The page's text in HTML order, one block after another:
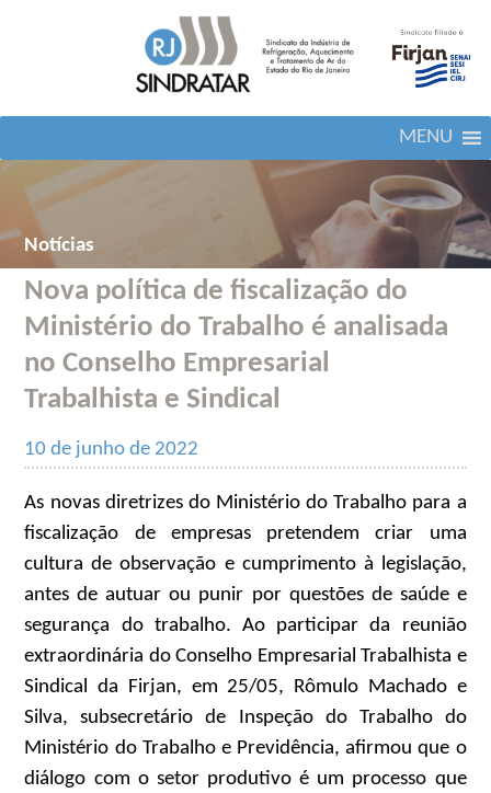
MENU
Notícias
Nova política de fiscalização do
Ministério do Trabalho é analisada
no Conselho Empresarial
Trabalhista e Sindical
10 de junho de 2022
As novas diretrizes do Ministério do Trabalho para a
fiscalização de empresas pretendem criar uma
cultura de observação e cumprimento à legislação,
antes de autuar ou punir por questões de saúde e
segurança do trabalho. Ao participar da reunião
extraordinária do Conselho Empresarial Trabalhista e
Sindical da Firjan, em 25/05, Rômulo Machado e
Silva, subsecretário de Inspeção do Trabalho do
Ministério do Trabalho e Previdência, afirmou que o
diálogo com o setor produtivo é um processo que